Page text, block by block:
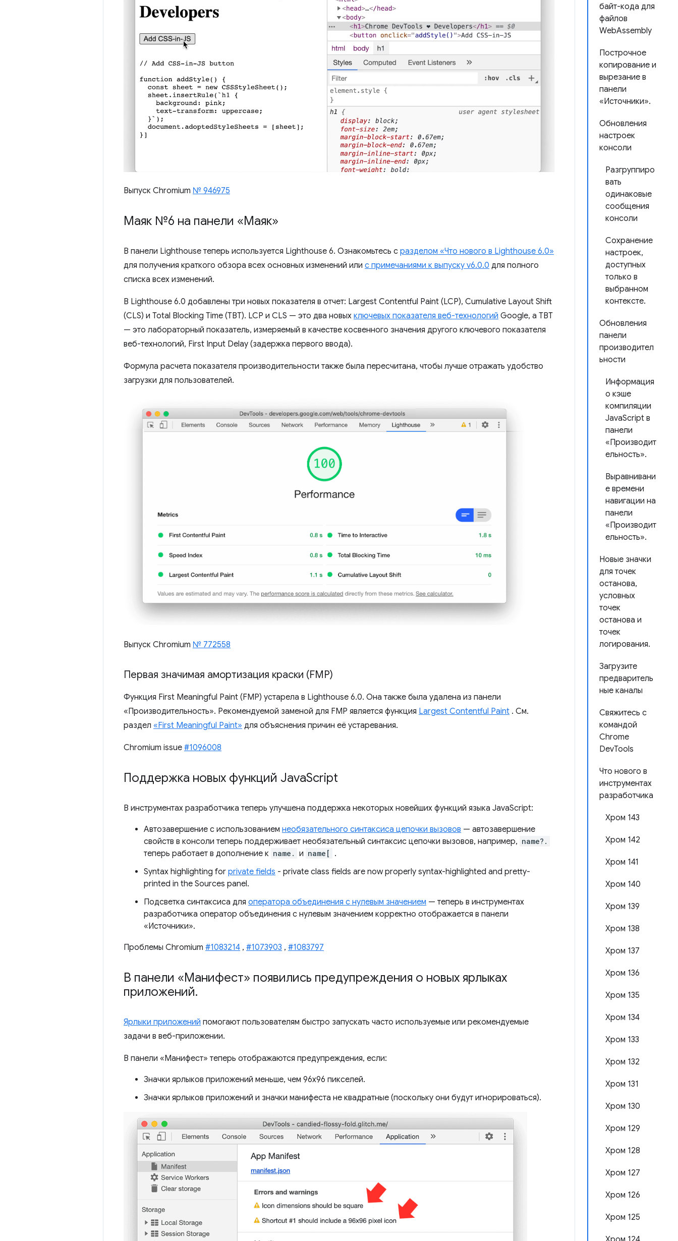
байт-кода для
файлов
WebAssembly
Построчное
копирование и
вырезание в
панели
«Источники».
Обновления
настроек
консоли
Разгруппиро
вать
одинаковые
сообщения
консоли
Сохранение
настроек,
доступных
только в
выбранном
контексте.
Обновления
панели
производител
ьности
Информация
о кэше
компиляции
JavaScript в
панели
«Производит
ельность».
Выравнивани
е времени
навигации на
панели
«Производит
ельность».
Новые значки
для точек
останова,
условных
точек
останова и
точек
логирования.
Загрузите
предваритель
ные каналы
Свяжитесь с
командой
Chrome
DevTools
Что нового в
инструментах
разработчика
Хром 143
Хром 142
Хром 141
Хром 140
Хром 139
Хром 138
Хром 137
Хром 136
Хром 135
Хром 134
Хром 133
Хром 132
Хром 131
Хром 130
Хром 129
Хром 128
Хром 127
Хром 126
Хром 125
Выпуск Chromium № 946975
Маяк №6 на панели «Маяк»
В панели Lighthouse теперь используется Lighthouse 6. Ознакомьтесь с разделом «Что нового в Lighthouse 6.0»
для получения краткого обзора всех основных изменений или с примечаниями к выпуску v6.0.0 для полного
списка всех изменений.
В Lighthouse 6.0 добавлены три новых показателя в отчет: Largest Contentful Paint (LCP), Cumulative Layout Shift
(CLS) и Total Blocking Time (TBT). LCP и CLS — это два новых ключевых показателя веб-технологий Google, а TBT
— это лабораторный показатель, измеряемый в качестве косвенного значения другого ключевого показателя
веб-технологий, First Input Delay (задержка первого ввода).
Формула расчета показателя производительности также была пересчитана, чтобы лучше отражать удобство
загрузки для пользователей.
Выпуск Chromium № 772558
Первая значимая амортизация краски (FMP)
Функция First Meaningful Paint (FMP) устарела в Lighthouse 6.0. Она также была удалена из панели
«Производительность». Рекомендуемой заменой для FMP является функция Largest Contentful Paint . См.
раздел «First Meaningful Paint» для объяснения причин её устаревания.
Chromium issue #1096008
Поддержка новых функций JavaScript
В инструментах разработчика теперь улучшена поддержка некоторых новейших функций языка JavaScript:
Автозавершение с использованием необязательного синтаксиса цепочки вызовов — автозавершение
свойств в консоли теперь поддерживает необязательный синтаксис цепочки вызовов, например, name?.
теперь работает в дополнение к name. и name[
.
Syntax highlighting for private fields - private class fields are now properly syntax-highlighted and pretty-
printed in the Sources panel.
Подсветка синтаксиса для оператора объединения с нулевым значением — теперь в инструментах
разработчика оператор объединения с нулевым значением корректно отображается в панели
«Источники».
Проблемы Chromium #1083214 , #1073903 , #1083797
В панели «Манифест» появились предупреждения о новых ярлыках
приложений.
Ярлыки приложений помогают пользователям быстро запускать часто используемые или рекомендуемые
задачи в веб-приложении.
В панели «Манифест» теперь отображаются предупреждения, если:
Значки ярлыков приложений меньше, чем 96x96 пикселей.
Значки ярлыков приложений и значки манифеста не квадратные (поскольку они будут игнорироваться).